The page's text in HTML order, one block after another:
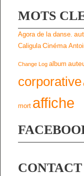
MOTS
Agora de la danse.
Caligula Cinéma
Change Log album
corporative
mort affiche
CONTACT